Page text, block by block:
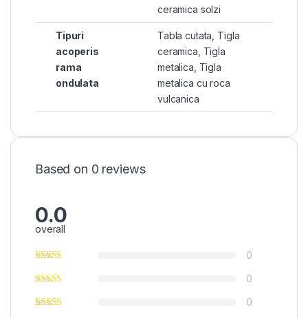
ceramica solzi
Tipuri
acoperis
rama
ondulata
Tabla cutata Tigla
ceramica Tigla
metalica Tigla
metalica cu roca
vulcanica
Based on 0 reviews
0.0
overall
0
0
0